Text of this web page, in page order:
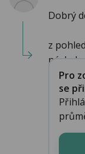
Dobrý
z
Pro
se